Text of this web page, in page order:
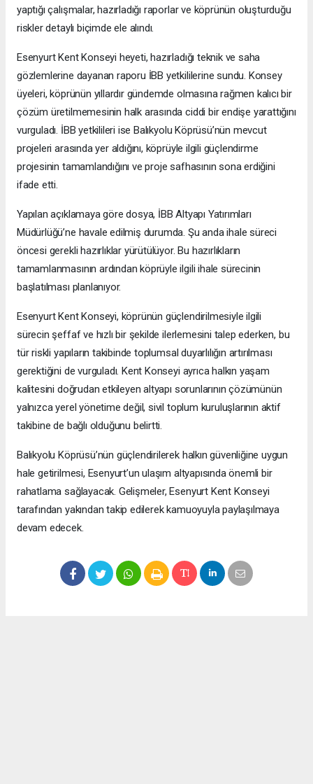
yaptığı çalışmalar, hazırladığı raporlar ve köprünün oluşturduğu
riskler detaylı biçimde ele alındı.
Esenyurt Kent Konseyi heyeti, hazırladığı teknik ve saha
gözlemlerine dayanan raporu İBB yetkililerine sundu. Konsey
üyeleri, köprünün yıllardır gündemde olmasına rağmen kalıcı bir
çözüm üretilmemesinin halk arasında ciddi bir endişe yarattığını
vurguladı. İBB yetkilileri ise Balıkyolu Köprüsü’nün mevcut
projeleri arasında yer aldığını, köprüyle ilgili güçlendirme
projesinin tamamlandığını ve proje safhasının sona erdiğini
ifade etti.
Yapılan açıklamaya göre dosya, İBB Altyapı Yatırımları
Müdürlüğü’ne havale edilmiş durumda. Şu anda ihale süreci
öncesi gerekli hazırlıklar yürütülüyor. Bu hazırlıkların
tamamlanmasının ardından köprüyle ilgili ihale sürecinin
başlatılması planlanıyor.
Esenyurt Kent Konseyi, köprünün güçlendirilmesiyle ilgili
sürecin şeffaf ve hızlı bir şekilde ilerlemesini talep ederken, bu
tür riskli yapıların takibinde toplumsal duyarlılığın artırılması
gerektiğini de vurguladı. Kent Konseyi ayrıca halkın yaşam
kalitesini doğrudan etkileyen altyapı sorunlarının çözümünün
yalnızca yerel yönetime değil, sivil toplum kuruluşlarının aktif
takibine de bağlı olduğunu belirtti.
Balıkyolu Köprüsü’nün güçlendirilerek halkın güvenliğine uygun
hale getirilmesi, Esenyurt’un ulaşım altyapısında önemli bir
rahatlama sağlayacak. Gelişmeler, Esenyurt Kent Konseyi
tarafından yakından takip edilerek kamuoyuyla paylaşılmaya
devam edecek.